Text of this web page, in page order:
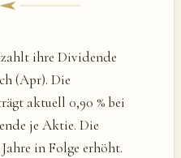
ihre Dividende
(Apr). Die
aktuell 0,90 % bei
je Aktie. Die
in Folge erhöht.